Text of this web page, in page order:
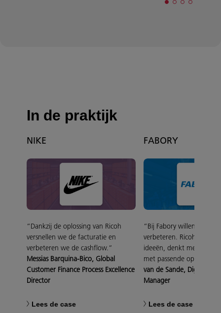
In de praktijk
NIKE
“Dankzij de oplossing van Ricoh
versnellen we de facturatie en
verbeteren we de cashflow.”
Messias Barquina-Bico, Global
Customer Finance Process Excellence
Director
Lees de case
FABORY
“Bij Fabory willen we
verbeteren. Ricoh luistert
ideeën, denkt met ons
met passende
van de Sande, Digital
Manager
Lees de case